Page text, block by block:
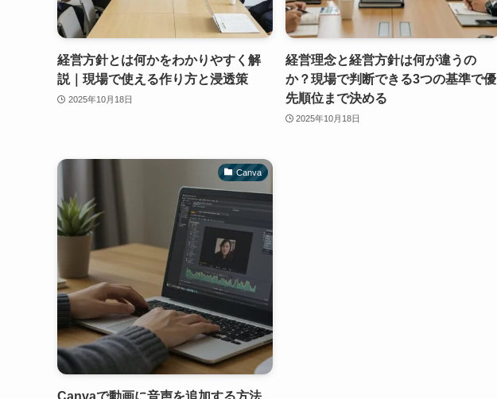
経営方針とは何かをわかりやすく解
説｜現場で使える作り方と浸透策
2025年10月18日
経営理念と経営方針は何が違うの
か？現場で判断できる3つの基準で優
先順位まで決める
2025年10月18日
Canva
Canvaで動画に音声を追加する方法